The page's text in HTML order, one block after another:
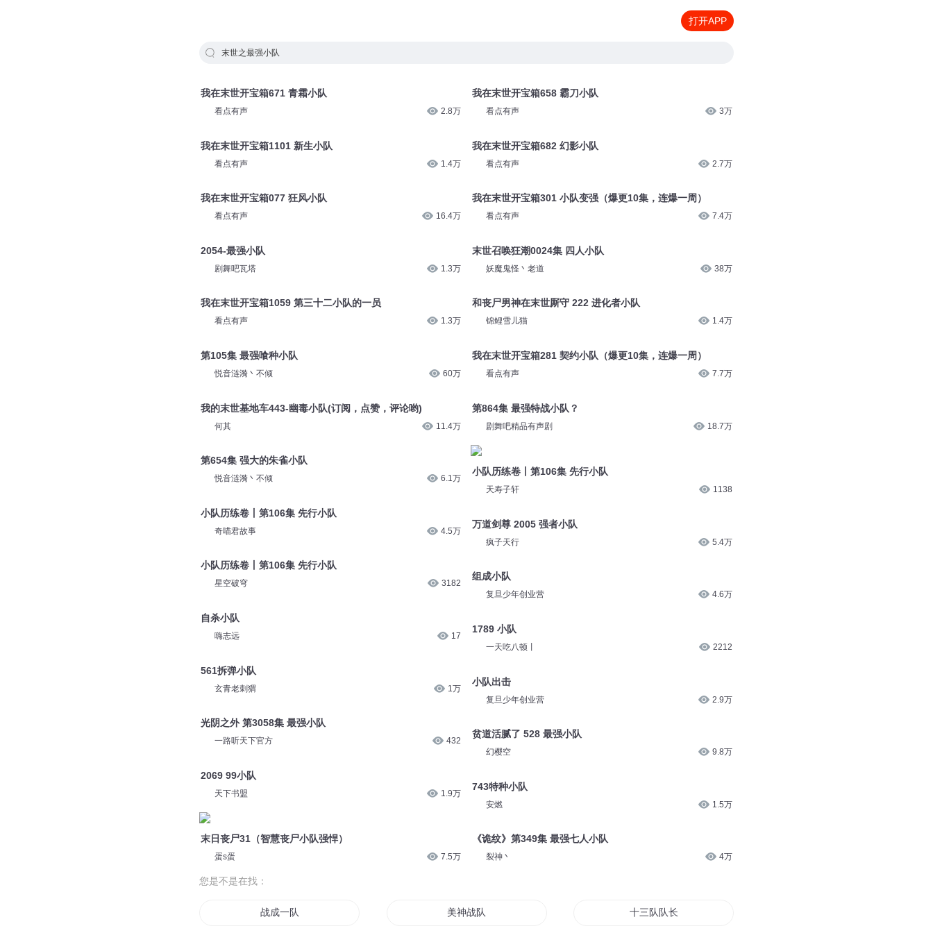
打开APP
末世之最强小队
我在末世开宝箱671 青霜小队
看点有声 2.8万
我在末世开宝箱1101 新生小队
看点有声 1.4万
我在末世开宝箱077 狂风小队
看点有声 16.4万
2054-最强小队
剧舞吧瓦塔 1.3万
我在末世开宝箱1059 第三十二小队的一员
看点有声 1.3万
第105集 最强喰种小队
悦音涟漪丶不倾 60万
我的末世基地车443-幽毒小队(订阅，点赞，评论哟)
何其 11.4万
第654集 强大的朱雀小队
悦音涟漪丶不倾 6.1万
小队历练卷丨第106集 先行小队
奇喵君故事 4.5万
小队历练卷丨第106集 先行小队
星空破穹 3182
自杀小队
嗨志远 17
561拆弹小队
玄青老刺猬 1万
光阴之外 第3058集 最强小队
一路听天下官方 432
2069 99小队
天下书盟 1.9万
末日丧尸31（智慧丧尸小队强悍）
蛋s蛋 7.5万
我在末世开宝箱658 霸刀小队
看点有声 3万
我在末世开宝箱682 幻影小队
看点有声 2.7万
我在末世开宝箱301 小队变强（爆更10集，连爆一周）
看点有声 7.4万
末世召唤狂潮0024集 四人小队
妖魔鬼怪丶老道 38万
和丧尸男神在末世厮守 222 进化者小队
锦鲤雪儿猫 1.4万
我在末世开宝箱281 契约小队（爆更10集，连爆一周）
看点有声 7.7万
第864集 最强特战小队？
剧舞吧精品有声剧 18.7万
小队历练卷丨第106集 先行小队
天寿子轩 1138
万道剑尊 2005 强者小队
疯子天行 5.4万
组成小队
复旦少年创业营 4.6万
1789 小队
一天吃八顿丨 2212
小队出击
复旦少年创业营 2.9万
贫道活腻了 528 最强小队
幻樱空 9.8万
743特种小队
安燃 1.5万
《诡纹》第349集 最强七人小队
裂神丶 4万
您是不是在找：
战成一队 美神战队 十三队队长